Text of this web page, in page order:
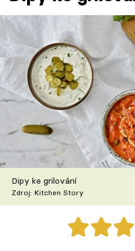
Témata
Recepty
Články
TV Program
Škola vaření
Recepty z TV
Speciál: Cuketa
Dipy ke grilování
Zdroj: Kitchen Story